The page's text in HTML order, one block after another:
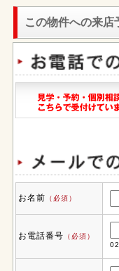
この物件への来店
お名前 （必須）
お電話番号 （必須）